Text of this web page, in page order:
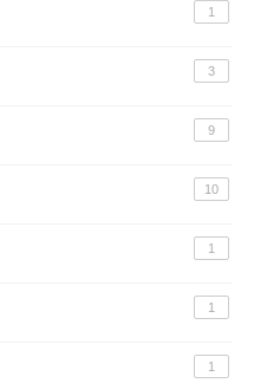
1
3
9
10
1
1
1